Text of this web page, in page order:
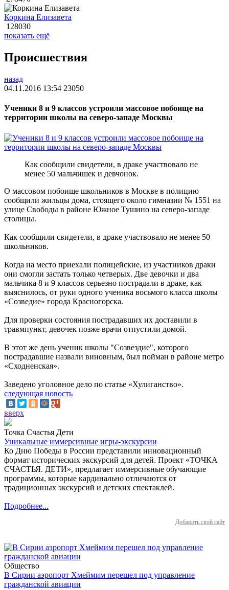
Коркина Елизавета
128030
показать ещё
Происшествия
назад
04.11.2016 13:54 23050
Ученики 8 и 9 классов устроили массовое побоище на
территории школы на северо-западе Москвы
Как сообщили свидетели, в драке участвовало не
менее 50 мальчишек и девчонок.
О массовом побоище школьников в Москве в полицию
сообщили жильцы дома, стоящего около гимназии № 1551 на
улице Свободы в районе Южное Тушино на северо-западе
столицы.
Как сообщили свидетели, в драке участвовало не менее 50
школьников.
Когда на место приехали полицейские, из участников драки
они смогли застать только четверых. Две девочки и два
мальчика 8 и 9 классов серьезно пострадали в драке, как
выяснилось, от руки одного ученика восьмого класса школы
«Созведие» города Красногорска.
Для проверки состояния пострадавших их доставили в
травмпункт, девочек позже врачи отпустили домой.
В этот же день ученик школы "Созвездие", которого
пострадавшие назвали виновным, был пойман в районе метро
«Сходненская».
Заведено уголовное дело по статье «Хулиганство».
следующая новость
вверх
Точка Счастья Дети
Уникальные иммерсивные игры-экскурсии
Ко Дню Победы в России представили инновационный
формат исторических экскурсий для детей. Проект «ТОЧКА
СЧАСТЬЯ. ДЕТИ», предлагает иммерсивные обучающие
программы, которые кардинально отличаются от
традиционных экскурсий и детских спектаклей.
Подробнее...
Добавить свой сайт
Общество
В Сирии аэропорт Хмеймим перешел под управление
гражданской авиации